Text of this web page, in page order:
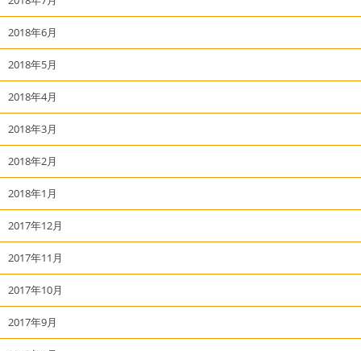
2018年6月
2018年5月
2018年4月
2018年3月
2018年2月
2018年1月
2017年12月
2017年11月
2017年10月
2017年9月